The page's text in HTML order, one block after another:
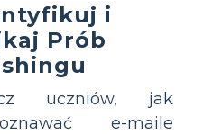
i
Prób
uczniów, jak
e-maile